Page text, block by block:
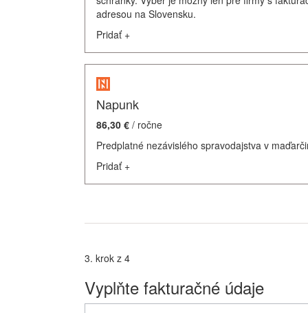
adresou na Slovensku.
Pridať +
Napunk
86,30 € / ročne
Predplatné nezávislého spravodajstva v
Pridať +
3. krok z 4
Vyplňte fakturačné údaje